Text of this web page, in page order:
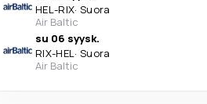
HEL-RIX· Suora
Air Baltic
su 06 syysk.
RIX-HEL· Suora
Air Baltic